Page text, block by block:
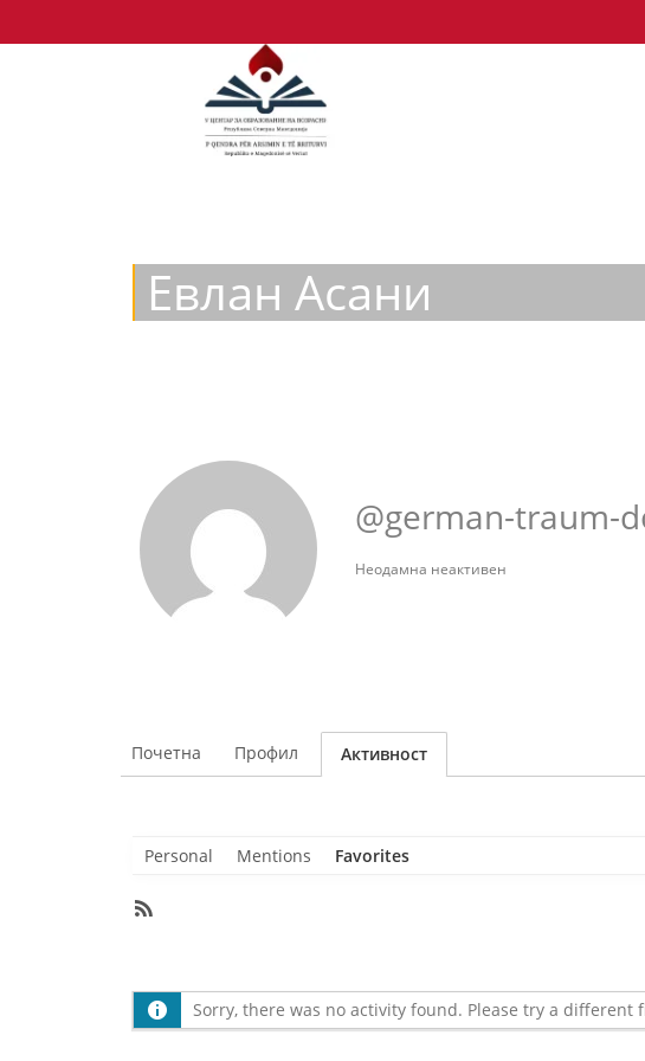
Евлан Асани
@german-traum-
Неодамна неактивен
Почетна Профил Активност
Personal Mentions Favorites
Activities
Sorry, there was no activity found. Please try a different